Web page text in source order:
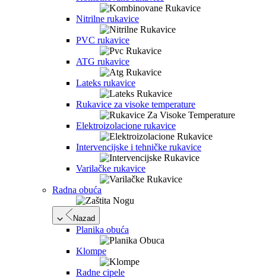
Nitrilne rukavice
PVC rukavice
ATG rukavice
Lateks rukavice
Rukavice za visoke temperature
Elektroizolacione rukavice
Intervencijske i tehničke rukavice
Varilačke rukavice
Radna obuća
Nazad
Planika obuća
Klompe
Radne cipele